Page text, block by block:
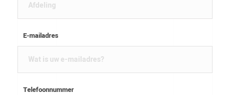
E-mailadres
Telefoonnummer